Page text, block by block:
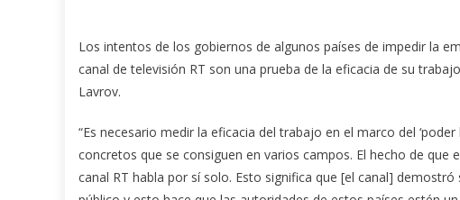
Los intentos de los gobiernos de algunos países de impedir la
canal de televisión RT son una prueba de la eficacia de su
Lavrov.
“Es necesario medir la eficacia del trabajo en el marco del
concretos que se consiguen en varios campos. El hecho de
canal RT habla por sí solo. Esto significa que [el canal]